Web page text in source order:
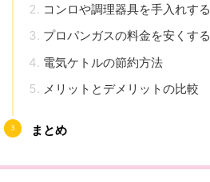
コンロや調理器具を手入れする
プロパンガスの料金を安くす
電気ケトルの節約方法
メリットとデメリットの比較
まとめ